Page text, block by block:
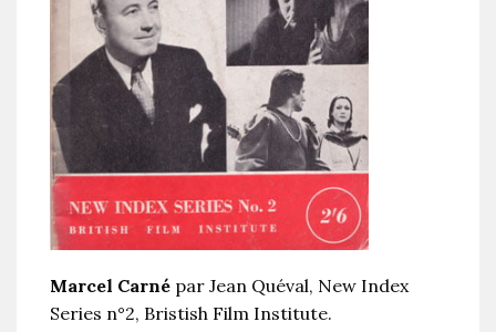
Marcel Carné par Jean Quéval, New Index
Series n°2, Bristish Film Institute.